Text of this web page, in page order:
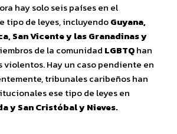
hay solo seis países en el
tipo de leyes, incluyendoGuyana,
San Vicente y las Granadinas y
de la comunidad LGBTQhan
Hay un caso pendiente en
tribunales caribeños han
ese tipo de leyes en
y San Cristóbal y Nieves.